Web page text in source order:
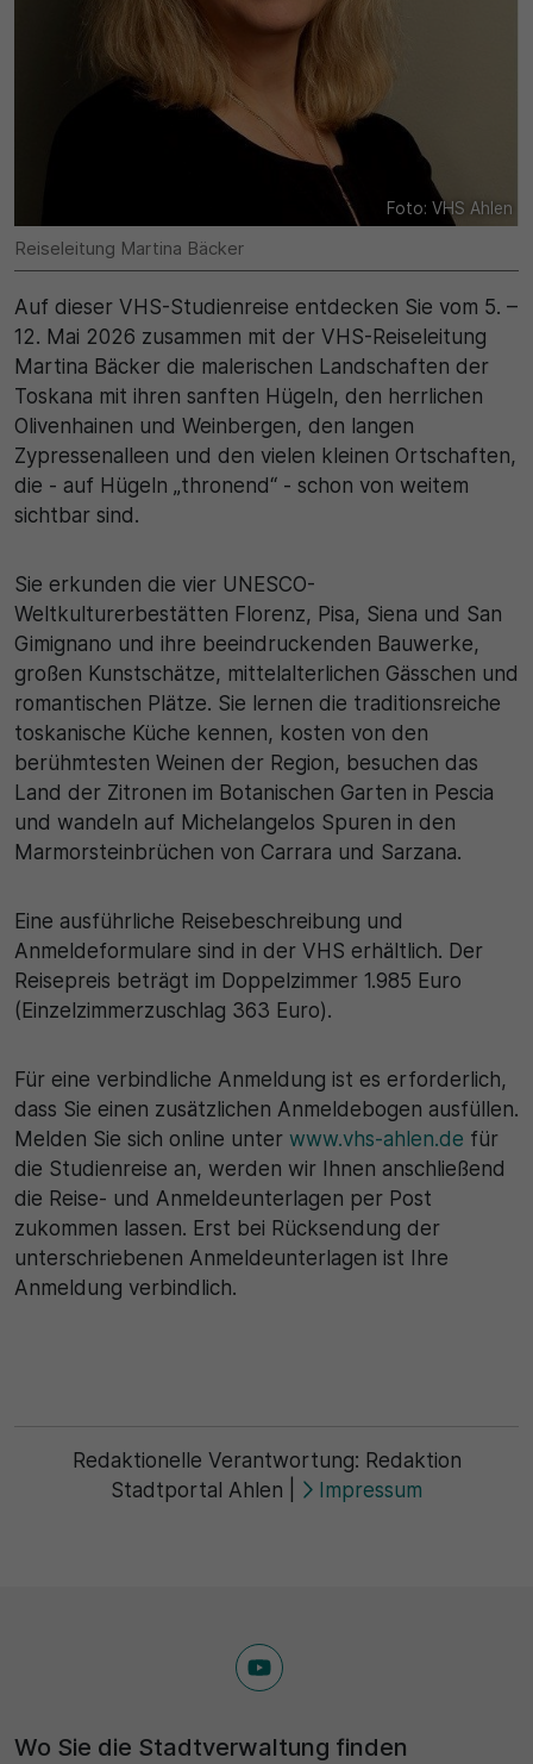
Foto: VHS Ahlen
Reiseleitung Martina Bäcker
Auf dieser VHS-Studienreise entdecken Sie vom 5. –
12. Mai 2026 zusammen mit der VHS-Reiseleitung
Martina Bäcker die malerischen Landschaften der
Toskana mit ihren sanften Hügeln, den herrlichen
Olivenhainen und Weinbergen, den langen
Zypressenalleen und den vielen kleinen Ortschaften,
die - auf Hügeln „thronend“ - schon von weitem
sichtbar sind.
Sie erkunden die vier UNESCO-
Weltkulturerbestätten Florenz, Pisa, Siena und San
Gimignano und ihre beeindruckenden Bauwerke,
großen Kunstschätze, mittelalterlichen Gässchen und
romantischen Plätze. Sie lernen die traditionsreiche
toskanische Küche kennen, kosten von den
berühmtesten Weinen der Region, besuchen das
Land der Zitronen im Botanischen Garten in Pescia
und wandeln auf Michelangelos Spuren in den
Marmorsteinbrüchen von Carrara und Sarzana.
Eine ausführliche Reisebeschreibung und
Anmeldeformulare sind in der VHS erhältlich. Der
Reisepreis beträgt im Doppelzimmer 1.985 Euro
(Einzelzimmerzuschlag 363 Euro).
Für eine verbindliche Anmeldung ist es erforderlich,
dass Sie einen zusätzlichen Anmeldebogen ausfüllen.
Melden Sie sich online unter www.vhs-ahlen.de für
die Studienreise an, werden wir Ihnen anschließend
die Reise- und Anmeldeunterlagen per Post
zukommen lassen. Erst bei Rücksendung der
unterschriebenen Anmeldeunterlagen ist Ihre
Anmeldung verbindlich.
Redaktionelle Verantwortung: Redaktion
Stadtportal Ahlen
Impressum
Wo Sie die Stadtverwaltung finden
SgCookieOptin.lastPreferences
Zweck
Dieser Wert speichert Ihre Consent-Einstellungen.
Unter anderem eine zufällig generierte ID, für die
historische Speicherung Ihrer vorgenommen
Einstellungen, falls der Webseiten-Betreiber dies
eingestellt hat.
Laufzeit
Wird für statistische Zwecke verwendet, um Details
wie die eindeutige Besucher-ID zu speichern.
Name
_pk_ses\..*$
Anbieter
Matomo
30 Minuten
Zweck
Wird für statistische Zwecke verwendet, um
vorübergehende Daten des Besuchs zu speichern.